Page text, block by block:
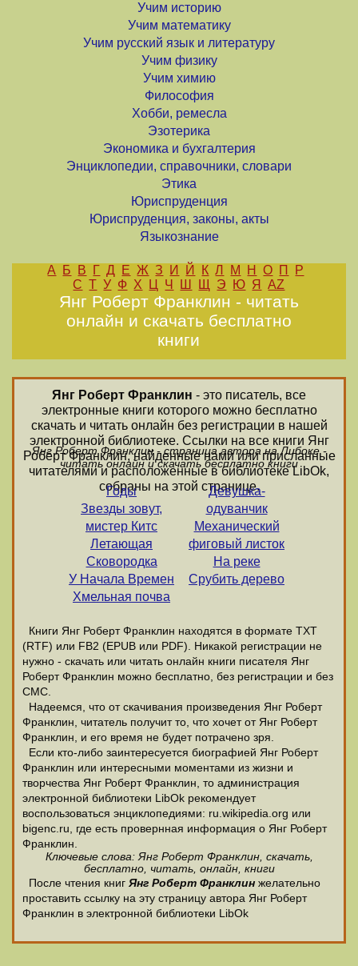
Учим историю
Учим математику
Учим русский язык и литературу
Учим физику
Учим химию
Философия
Хобби, ремесла
Эзотерика
Экономика и бухгалтерия
Энциклопедии, справочники, словари
Этика
Юриспруденция
Юриспруденция, законы, акты
Языкознание
А Б В Г Д Е Ж З И Й К Л М Н О П
Р
С Т У Ф Х Ц Ч Ш Щ Э Ю Я AZ
Янг Роберт Франклин - читать
онлайн и скачать бесплатно
книги
Янг Роберт Франклин - это писатель, все
электронные книги которого можно бесплатно
скачать и читать онлайн без регистрации в нашей
электронной библиотеке. Ссылки на все книги Янг
Роберт Франклин, найденные нами или присланные
читателями и расположенные в библиотеке LibOk,
собраны на этой странице.
Янг Роберт Франклин - страница автора на Либоке -
читать онлайн и скачать бесплатно книги
Годы
Звезды зовут,
мистер Китс
Летающая
Сковородка
У Начала Времен
Хмельная почва
Девушка-
одуванчик
Механический
фиговый листок
На реке
Срубить дерево
Книги Янг Роберт Франклин находятся в формате ТХТ
(RTF) или FB2 (EPUB или PDF). Никакой регистрации не
нужно - скачать или читать онлайн книги писателя Янг
Роберт Франклин можно бесплатно, без регистрации и без
СМС.
Надеемся, что от скачивания произведения Янг Роберт
Франклин, читатель получит то, что хочет от Янг Роберт
Франклин, и его время не будет потрачено зря.
Если кто-либо заинтересуется биографией Янг Роберт
Франклин или интересными моментами из жизни и
творчества Янг Роберт Франклин, то администрация
электронной библиотеки LibOk рекомендует
воспользоваться энциклопедиями: ru.wikipedia.org или
bigenc.ru, где есть провернная информация о Янг Роберт
Франклин.
Ключевые слова: Янг Роберт Франклин, скачать,
бесплатно, читать, онлайн, книги
После чтения книг Янг Роберт Франклин желательно
проставить ссылку на эту страницу автора Янг Роберт
Франклин в электронной библиотеки LibOk